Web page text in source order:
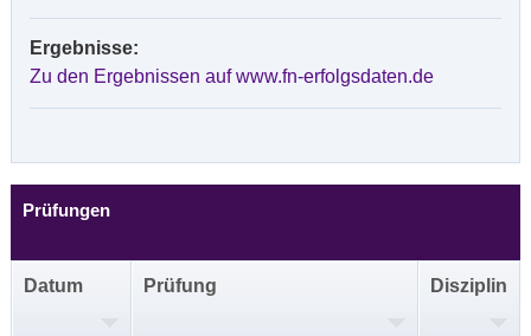
Ergebnisse:
Zu den Ergebnissen auf www.fn-erfolgsdaten.de
Prüfungen
Datum Prüfung Disziplin